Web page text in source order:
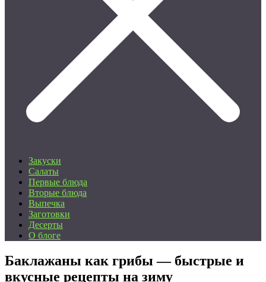
Закуски
Салаты
Первые блюда
Вторые блюда
Выпечка
Заготовки
Десерты
О блоге
Баклажаны как грибы — быстрые и
вкусные рецепты на зиму